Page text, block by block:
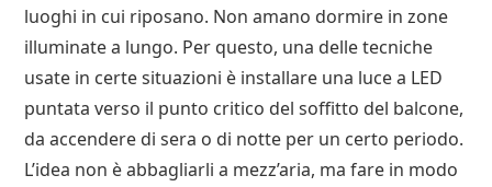
luoghi in cui riposano. Non amano dormire in zone
illuminate a lungo. Per questo, una delle tecniche
usate in certe situazioni è installare una luce a LED
puntata verso il punto critico del soffitto del balcone,
da accendere di sera o di notte per un certo periodo.
L’idea non è abbagliarli a mezz’aria, ma fare in modo